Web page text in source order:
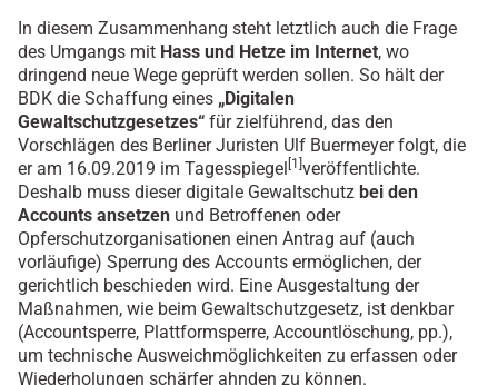
In diesem Zusammenhang steht letztlich auch die Frage
des Umgangs mit Hass und Hetze im Internet, wo
dringend neue Wege geprüft werden sollen. So hält der
BDK die Schaffung eines „Digitalen
Gewaltschutzgesetzes“ für zielführend, das den
Vorschlägen des Berliner Juristen Ulf Buermeyer folgt, die
er am 16.09.2019 im Tagesspiegel [1] veröffentlichte.
Deshalb muss dieser digitale Gewaltschutz bei den
Accounts ansetzen und Betroffenen oder
Opferschutzorganisationen einen Antrag auf (auch
vorläufige) Sperrung des Accounts ermöglichen, der
gerichtlich beschieden wird. Eine Ausgestaltung der
Maßnahmen, wie beim Gewaltschutzgesetz, ist denkbar
(Accountsperre, Plattformsperre, Accountlöschung, pp.),
um technische Ausweichmöglichkeiten zu erfassen oder
Wiederholungen schärfer ahnden zu können.